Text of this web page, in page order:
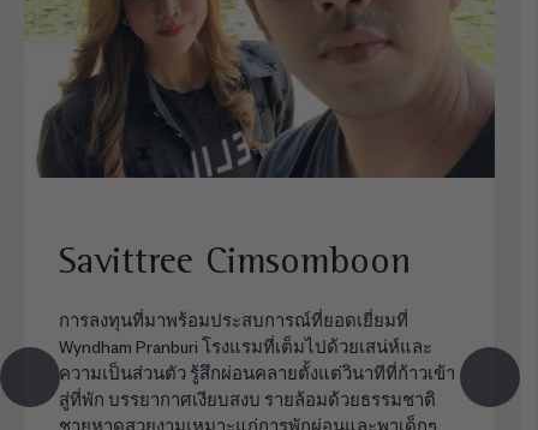
Savittree Cimsomboon
การลงทุนที่มาพร้อมประสบการณ์ที่ยอดเยี่ยมที่
Wyndham Pranburi โรงแรมที่เต็มไปด้วยเสน่ห์และ
ความเป็นส่วนตัว รู้สึกผ่อนคลายตั้งแต่วินาทีที่ก้าวเข้า
สู่ที่พัก บรรยากาศเงียบสงบ รายล้อมด้วยธรรมชาติ